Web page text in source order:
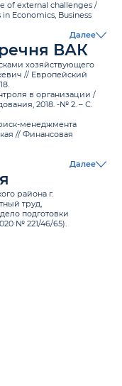
of external challenges /
in Economics, Business
Далее
ВАК
хозяйствующего
// Европейский
в организации /
2018. -№ 2. – С.
менеджмента
// Финансовая
Далее
района г.
труд,
подготовки
№ 221/46/65).